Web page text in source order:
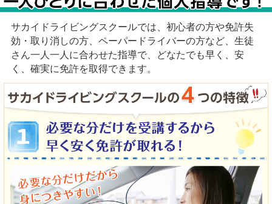
サカイドライビングスクールでは、初心者の方や免許失
効・取り消しの方、ペーパードライバーの方など、生徒
さん一人一人に合わせた指導で、どなたでも早く、安
く、確実に免許を取得できます。